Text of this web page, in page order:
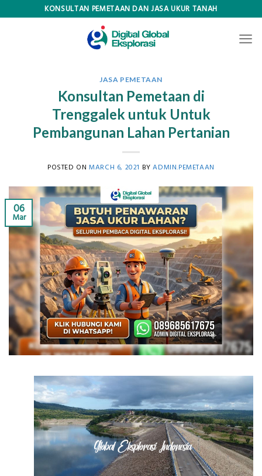
KONSULTAN PEMETAAN DAN JASA UKUR TANAH
JASA PEMETAAN
Konsultan Pemetaan di
Trenggalek untuk Untuk
Pembangunan Lahan Pertanian
POSTED ONMARCH 6, 2021 BYADMIN.PEMETAAN
06
Mar